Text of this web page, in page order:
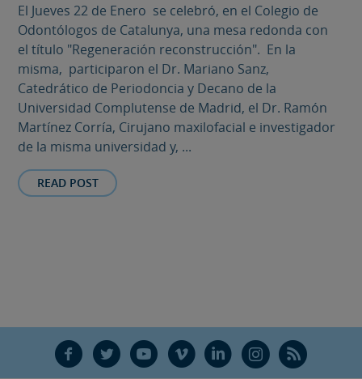
El Jueves 22 de Enero se celebró, en el Colegio de
Odontólogos de Catalunya, una mesa redonda con
el título "Regeneración reconstrucción". En la
misma, participaron el Dr. Mariano Sanz,
Catedrático de Periodoncia y Decano de la
Universidad Complutense de Madrid, el Dr. Ramón
Martínez Corría, Cirujano maxilofacial e investigador
de la misma universidad y, ...
READ POST
F T Y V L Ñ R